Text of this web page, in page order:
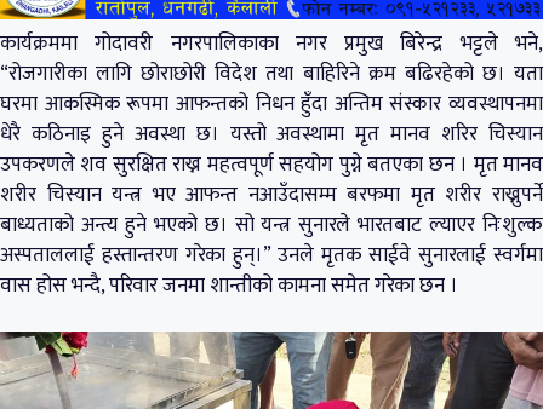
कार्यक्रममा गोदावरी नगरपालिकाका नगर प्रमुख बिरेन्द्र भट्टले भने,
“रोजगारीका लागि छोराछोरी विदेश तथा बाहिरिने क्रम बढिरहेको छ। यता
घरमा आकस्मिक रूपमा आफन्तको निधन हुँदा अन्तिम संस्कार व्यवस्थापनमा
धेरै कठिनाइ हुने अवस्था छ। यस्तो अवस्थामा मृत मानव शरिर चिस्यान
उपकरणले शव सुरक्षित राख्न महत्वपूर्ण सहयोग पुग्ने बतएका छन । मृत मानव
शरीर चिस्यान यन्त्र भए आफन्त नआउँदासम्म बरफमा मृत शरीर राख्नुपर्ने
बाध्यताको अन्त्य हुने भएको छ। सो यन्त्र सुनारले भारतबाट ल्याएर निःशुल्क
अस्पताललाई हस्तान्तरण गरेका हुन्।” उनले मृतक साईवे सुनारलाई स्वर्गमा
वास होस भन्दै, परिवार जनमा शान्तीको कामना समेत गरेका छन ।